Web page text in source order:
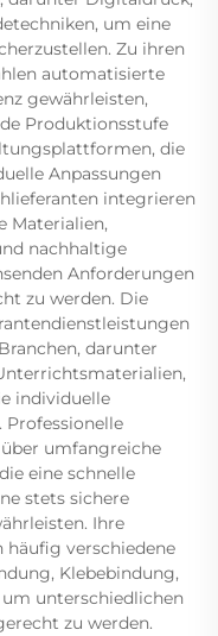
um eine
Zu ihren
automatisierte
gewährleisten,
Produktionsstufe
die
Anpassungen
integrieren
Materialien,
nachhaltige
Anforderungen
zu werden. Die
darunter
individuelle
Professionelle
umfangreiche
eine schnelle
stets sichere
Ihre
häufig verschiedene
Klebebindung,
unterschiedlichen
zu werden.